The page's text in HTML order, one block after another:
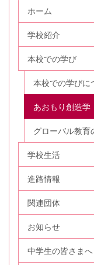
ホーム
学校紹介
本校での学び
本校での学びに
あおもり創造学
グローバル教育
学校生活
進路情報
関連団体
お知らせ
中学生の皆さまへ